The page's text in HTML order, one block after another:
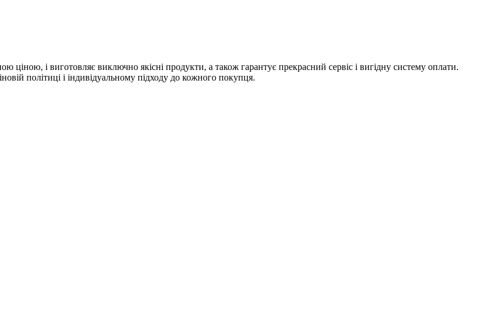
і виготовляє виключно якісні продукти, а також гарантує прекрасний сервіс і вигідну систему оплати.
політиці і індивідуальному підходу до кожного покупця.